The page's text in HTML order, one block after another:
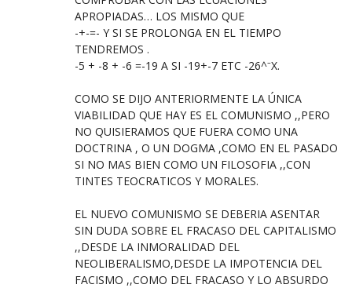
APROPIADAS… LOS MISMO QUE
-+-=- Y SI SE PROLONGA EN EL TIEMPO
TENDREMOS .
-5 + -8 + -6 =-19 A SI -19+-7 ETC -26^⁻X.
COMO SE DIJO ANTERIORMENTE LA ÚNICA
VIABILIDAD QUE HAY ES EL COMUNISMO ,,PERO
NO QUISIERAMOS QUE FUERA COMO UNA
DOCTRINA , O UN DOGMA ,COMO EN EL PASADO
SI NO MAS BIEN COMO UN FILOSOFIA ,,CON
TINTES TEOCRATICOS Y MORALES.
EL NUEVO COMUNISMO SE DEBERIA ASENTAR
SIN DUDA SOBRE EL FRACASO DEL CAPITALISMO
,,DESDE LA INMORALIDAD DEL
NEOLIBERALISMO,DESDE LA IMPOTENCIA DEL
FACISMO ,,COMO DEL FRACASO Y LO ABSURDO